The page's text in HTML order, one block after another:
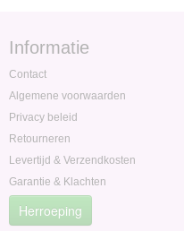
Informatie
Contact
Algemene voorwaarden
Privacy beleid
Retourneren
Levertijd & Verzendkosten
Garantie & Klachten
Herroeping